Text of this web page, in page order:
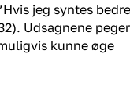
jeg syntes bedre
Udsagnene peger
kunne øge